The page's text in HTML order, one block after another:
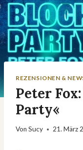
REZENSIONEN &
Peter
Party«
Von Sucy 21. März